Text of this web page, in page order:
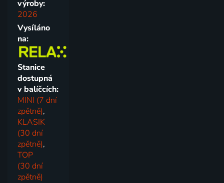
výroby:
2026
Vysíláno
na:
Stanice
dostupná
v balíčcích:
MINI (7 dní
zpětně),
KLASIK
(30 dní
zpětně),
TOP
(30 dní
zpětně)